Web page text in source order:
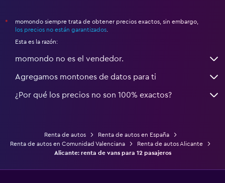
*
momondo siempre trata de obtener precios exactos, sin embargo,
los precios no están garantizados.
Esta es la razón:
momondo no es el vendedor.
Agregamos montones de datos para ti
¿Por qué los precios no son 100% exactos?
Renta de autos
Renta de autos en España
Renta de autos en Comunidad Valenciana
Renta de autos Alicante
Alicante: renta de vans para 12 pasajeros